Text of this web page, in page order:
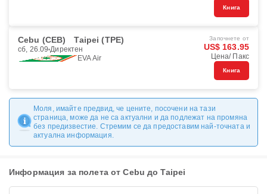
Книга
Cebu (CEB) Taipei (TPE)
сб, 26.09 Директен
EVA Air
Започнете от
US$ 163.95
Цена/ Пакс
Книга
Моля, имайте предвид, че цените, посочени на тази
страница, може да не са актуални и да подлежат на промяна
без предизвестие. Стремим се да предоставим най-точната и
актуална информация.
Информация за полета от Cebu до Taipei